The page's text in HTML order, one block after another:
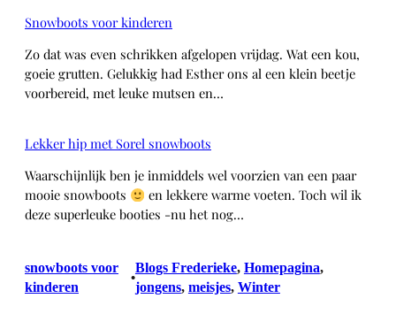
Snowboots voor kinderen
Zo dat was even schrikken afgelopen vrijdag. Wat een kou,
goeie grutten. Gelukkig had Esther ons al een klein beetje
voorbereid, met leuke mutsen en…
Lekker hip met Sorel snowboots
Waarschijnlijk ben je inmiddels wel voorzien van een paar
mooie snowboots
en lekkere warme voeten. Toch wil ik
deze superleuke booties -nu het nog…
snowboots voor
kinderen
•
Blogs Frederieke, Homepagina ,
jongens, meisjes, Winter